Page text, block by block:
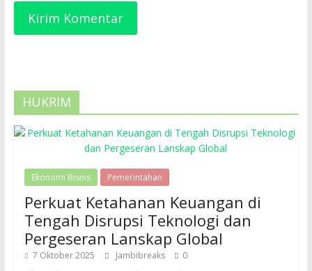
HUKRIM
Ekonomi Bisnis Pemerintahan
Perkuat Ketahanan Keuangan di
Tengah Disrupsi Teknologi dan
Pergeseran Lanskap Global
7 Oktober 2025 Jambibreaks 0